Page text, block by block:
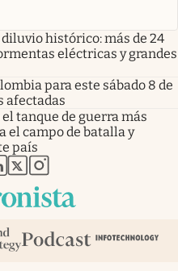
histórico: más de 24
eléctricas y grandes
para este sábado 8 de
afectadas
tanque de guerra más
el campo de batalla y
país
nueva pestaña
en nueva pestaña
abre en nueva pestaña
abre en nueva pestaña
abre en nueva pestaña